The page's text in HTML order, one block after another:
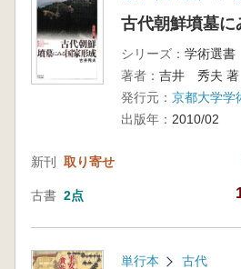
古代朝鮮墳墓に
シリーズ：
著者： 吉井 秀夫 著
発行元： 京都大学学
出版年： 2010/02
新刊 取り寄せ
古書 2点
単行本 古代